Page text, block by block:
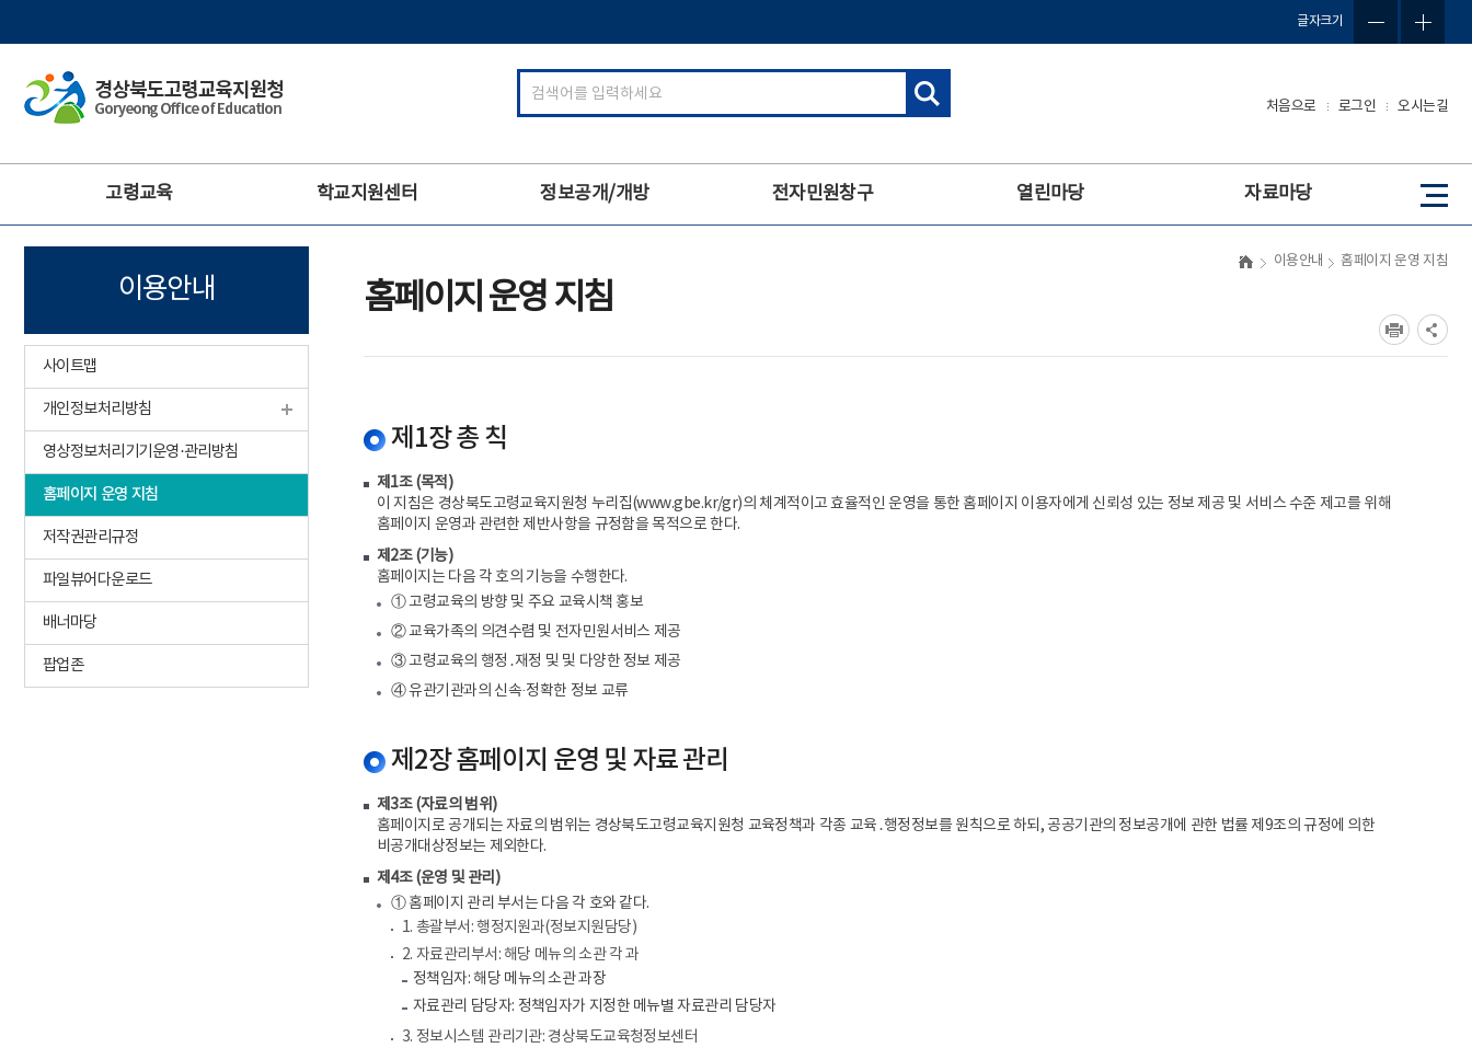
글자크기
처음으로 로그인 오시는길
검
색
입
뉴
사
이
트
고령교육 학교지원센터 정보공개/개방 전자민원창구 열린마당 자료마당
이용안내
사이트맵
개인정보처리방침
영상정보처리기기운영·관리방침
홈페이지 운영 지침
저작권관리규정
파일뷰어다운로드
배너마당
팝업존
이용안내 홈페이지 운영 지침
홈페이지 운영 지침
제1장 총 칙
제1조 (목적)
이 지침은 경상북도고령교육지원청 누리집(www.gbe.kr/gr)의 체계적이고 효율적인 운영을 통한 홈페이지 이용자에게 신뢰성 있는 정보 제공 및 서비스 수준 제고를 위해
홈페이지 운영과 관련한 제반사항을 규정함을 목적으로 한다.
제2조 (기능)
홈페이지는 다음 각 호의 기능을 수행한다.
① 고령교육의 방향 및 주요 교육시책 홍보
② 교육가족의 의견수렴 및 전자민원서비스 제공
③ 고령교육의 행정․재정 및 및 다양한 정보 제공
④ 유관기관과의 신속·정확한 정보 교류
제2장 홈페이지 운영 및 자료 관리
제3조 (자료의 범위)
홈페이지로 공개되는 자료의 범위는 경상북도고령교육지원청 교육정책과 각종 교육․행정정보를 원칙으로 하되, 공공기관의 정보공개에 관한 법률 제9조의 규정에 의한
비공개대상정보는 제외한다.
제4조 (운영 및 관리)
① 홈페이지 관리 부서는 다음 각 호와 같다.
1. 총괄부서: 행정지원과(정보지원담당)
2. 자료관리부서: 해당 메뉴의 소관 각 과
정책임자: 해당 메뉴의 소관 과장
자료관리 담당자: 정책임자가 지정한 메뉴별 자료관리 담당자
3. 정보시스템 관리기관: 경상북도교육청정보센터